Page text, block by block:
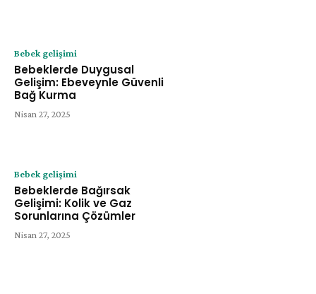
Bebek gelişimi
Bebeklerde Duygusal
Gelişim: Ebeveynle Güvenli
Bağ Kurma
Nisan 27, 2025
Bebek gelişimi
Bebeklerde Bağırsak
Gelişimi: Kolik ve Gaz
Sorunlarına Çözümler
Nisan 27, 2025